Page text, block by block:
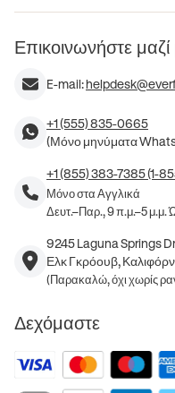
Επικοινωνήστε
E-mail:
+1 (555) 835-0665
(Μόνο μηνύματα
+1 (855) 383-7385 (1-
Μόνο στα Αγγλικά
Δευτ.–Παρ., 9 π.μ.–5 μ.μ.
9245 Laguna Springs
Ελκ Γκρόουβ,
(Παρακαλώ, όχι χωρίς
Δεχόμαστε